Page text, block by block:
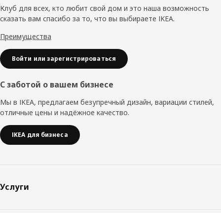
колонтитул
Клуб для всех, кто любит свой дом и это наша возможность
сказать вам спасибо за то, что вы выбираете IKEA.
Преимущества
Войти или зарегистрироваться
С заботой о вашем бизнесе
Мы в IKEA, предлагаем безупречный дизайн, вариации стилей,
отличные цены и надёжное качество.
IKEA для бизнеса
Услуги